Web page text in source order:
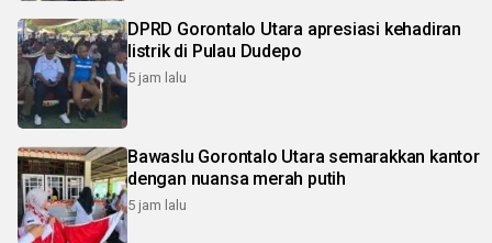
DPRD Gorontalo Utara apresiasi kehadiran
listrik di Pulau Dudepo
5 jam lalu
Bawaslu Gorontalo Utara semarakkan kantor
dengan nuansa merah putih
5 jam lalu